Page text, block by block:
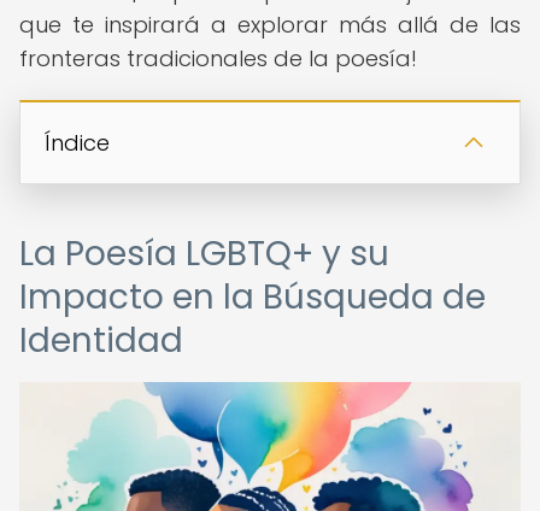
que te inspirará a explorar más allá de las
fronteras tradicionales de la poesía!
Índice
La Poesía LGBTQ+ y su
Impacto en la Búsqueda de
Identidad